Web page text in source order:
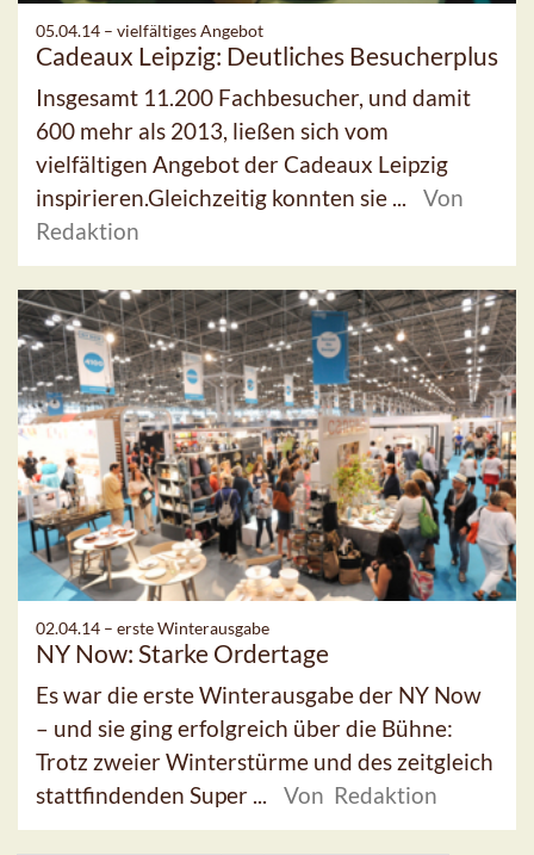
05.04.14 – vielfältiges Angebot
Cadeaux Leipzig: Deutliches Besucherplus
Insgesamt 11.200 Fachbesucher, und damit
600 mehr als 2013, ließen sich vom
vielfältigen Angebot der Cadeaux Leipzig
inspirieren.Gleichzeitig konnten sie ...
Von
Redaktion
02.04.14 – erste Winterausgabe
NY Now: Starke Ordertage
Es war die erste Winterausgabe der NY Now
– und sie ging erfolgreich über die Bühne:
Trotz zweier Winterstürme und des zeitgleich
stattfindenden Super ...
Von Redaktion